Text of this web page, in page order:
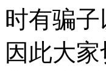
时有骗
因此大